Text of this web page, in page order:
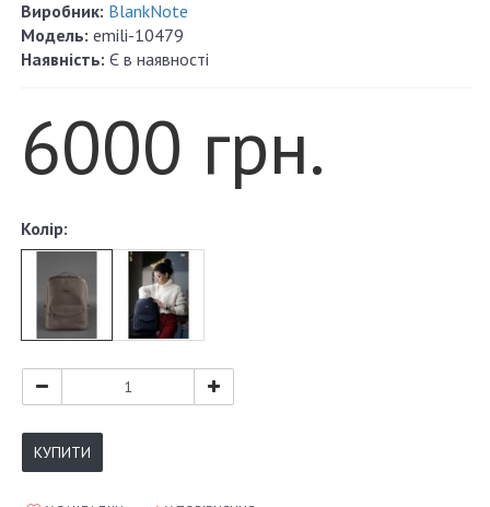
Виробник: BlankNote
Модель: emili-10479
Наявність: Є в наявності
6000 грн.
Колір:
КУПИТИ